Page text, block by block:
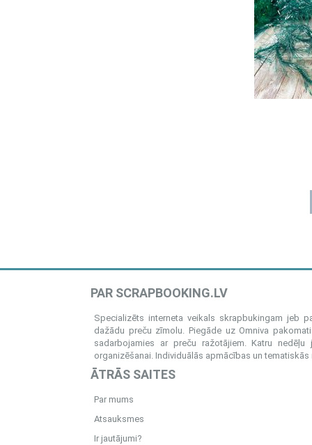
PAR SCRAPBOOKING.LV
Specializēts interneta veikals skrapbukingam jeb
dažādu preču zīmolu. Piegāde uz Omniva
sadarbojamies ar preču ražotājiem. Katru
organizēšanai. Individuālās apmācības un
ĀTRĀS SAITES
Par mums
Atsauksmes
Ir jautājumi?